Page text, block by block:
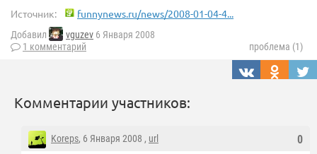
Источник: funnynews.ru/news/2008-01-04-4...
Добавил vguzev 6 Января 2008
1 комментарий
проблема (1)
Комментарии участников:
0
Koreps, 6 Января 2008 , url